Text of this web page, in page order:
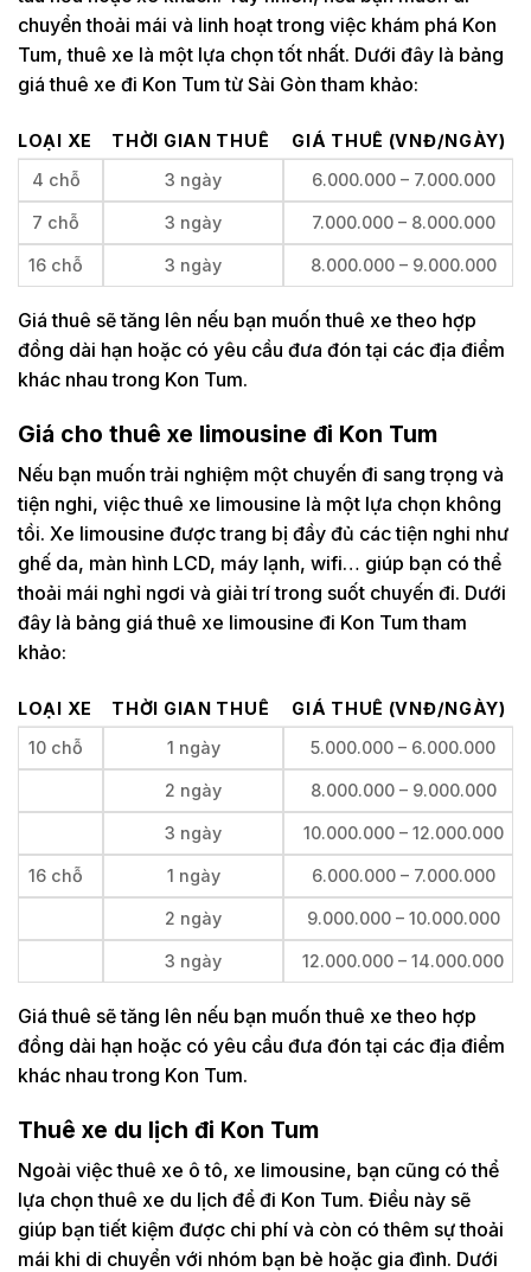
chuyển thoải mái và linh hoạt trong việc khám phá Kon
Tum, thuê xe là một lựa chọn tốt nhất. Dưới đây là bảng
giá thuê xe đi Kon Tum từ Sài Gòn tham khảo:
LOẠI XE THỜI GIAN THUÊ
GIÁ THUÊ (VNĐ/NGÀY)
4 chỗ
3 ngày 6.000.000 – 7.000.000
7 chỗ 3 ngày 7.000.000 – 8.000.000
16 chỗ 3 ngày 8.000.000 – 9.000.000
Giá thuê sẽ tăng lên nếu bạn muốn thuê xe theo hợp
đồng dài hạn hoặc có yêu cầu đưa đón tại các địa điểm
khác nhau trong Kon Tum.
Giá cho thuê xe limousine đi Kon Tum
Nếu bạn muốn trải nghiệm một chuyến đi sang trọng và
tiện nghi, việc thuê xe limousine là một lựa chọn không
tồi. Xe limousine được trang bị đầy đủ các tiện nghi như
ghế da, màn hình LCD, máy lạnh, wifi… giúp bạn có thể
thoải mái nghỉ ngơi và giải trí trong suốt chuyến đi. Dưới
đây là bảng giá thuê xe limousine đi Kon Tum tham
khảo:
LOẠI XE THỜI GIAN THUÊ
GIÁ THUÊ (VNĐ/NGÀY)
10 chỗ
1 ngày 5.000.000 – 6.000.000
2 ngày 8.000.000 – 9.000.000
3 ngày 10.000.000 – 12.000.000
16 chỗ 1 ngày 6.000.000 – 7.000.000
2 ngày 9.000.000 – 10.000.000
3 ngày 12.000.000 – 14.000.000
Giá thuê sẽ tăng lên nếu bạn muốn thuê xe theo hợp
đồng dài hạn hoặc có yêu cầu đưa đón tại các địa điểm
khác nhau trong Kon Tum.
Thuê xe du lịch đi Kon Tum
Ngoài việc thuê xe ô tô, xe limousine, bạn cũng có thể
lựa chọn thuê xe du lịch để đi Kon Tum. Điều này sẽ
giúp bạn tiết kiệm được chi phí và còn có thêm sự thoải
mái khi di chuyển với nhóm bạn bè hoặc gia đình. Dưới